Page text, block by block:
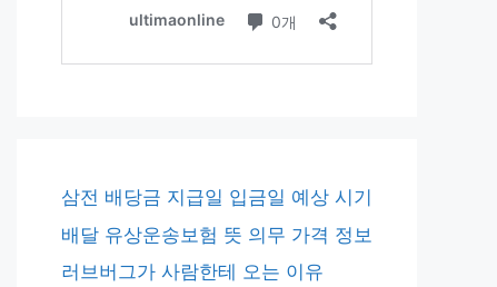
삼전 배당금 지급일 입금일 예상 시기
배달 유상운송보험 뜻 의무 가격 정보
러브버그가 사람한테 오는 이유